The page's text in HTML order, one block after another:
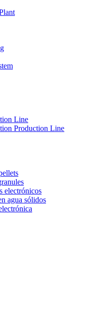
Line
Production Line
electrónicos
agua sólidos